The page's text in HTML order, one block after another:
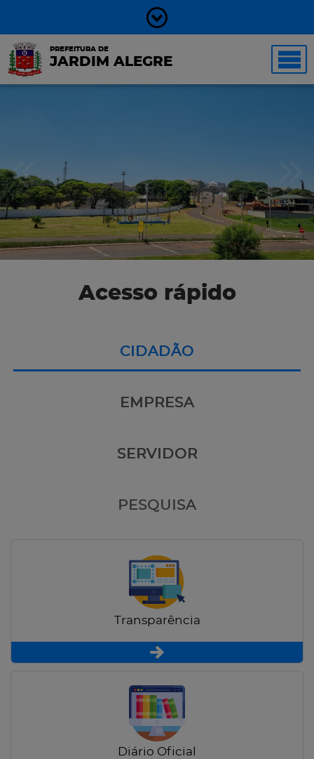
PREFEITURA DE
JARDIM ALEGRE
Acesso rápido
CIDADÃO
EMPRESA
SERVIDOR
PESQUISA
Transparência
Diário Oficial